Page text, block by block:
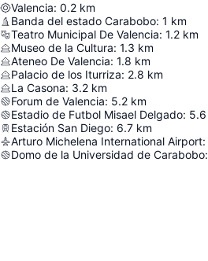
Valencia: 0.2 km
Banda del estado Carabobo: 1 km
Teatro Municipal De Valencia: 1.2 km
Museo de la Cultura: 1.3 km
Ateneo De Valencia: 1.8 km
Palacio de los Iturriza: 2.8 km
La Casona: 3.2 km
Forum de Valencia: 5.2 km
Estadio de Futbol Misael Delgado: 5.6
Estación San Diego: 6.7 km
Arturo Michelena International Airport:
Domo de la Universidad de Carabobo: